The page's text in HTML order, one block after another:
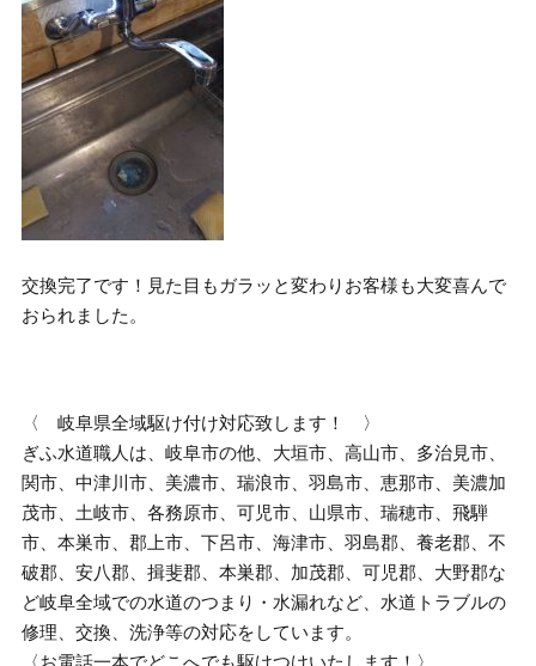
交換完了です！見た目もガラッと変わりお客様も大変喜んで
おられました。
〈 岐阜県全域駆け付け対応致します！ 〉
ぎふ水道職人は、岐阜市の他、大垣市、高山市、多治見市、
関市、中津川市、美濃市、瑞浪市、羽島市、恵那市、美濃加
茂市、土岐市、各務原市、可児市、山県市、瑞穂市、飛騨
市、本巣市、郡上市、下呂市、海津市、羽島郡、養老郡、不
破郡、安八郡、揖斐郡、本巣郡、加茂郡、可児郡、大野郡な
ど岐阜全域での水道のつまり・水漏れなど、水道トラブルの
修理、交換、洗浄等の対応をしています。
〈お電話一本でどこへでも駆けつけいたします！〉